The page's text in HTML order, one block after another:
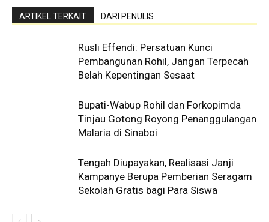
ARTIKEL TERKAIT DARI PENULIS
Rusli Effendi: Persatuan Kunci
Pembangunan Rohil, Jangan Terpecah
Belah Kepentingan Sesaat
Bupati-Wabup Rohil dan Forkopimda
Tinjau Gotong Royong Penanggulangan
Malaria di Sinaboi
Tengah Diupayakan, Realisasi Janji
Kampanye Berupa Pemberian Seragam
Sekolah Gratis bagi Para Siswa